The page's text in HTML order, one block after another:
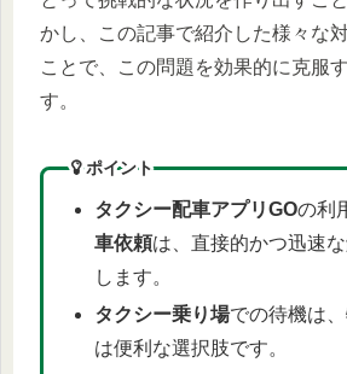
かし、この記事で紹介した様々な
ことで、この問題を効果的に克服
す。
ポイント
タクシー配車アプリGOの利
車依頼は、直接的かつ迅速
します。
タクシー乗り場での待機は
は便利な選択肢です。